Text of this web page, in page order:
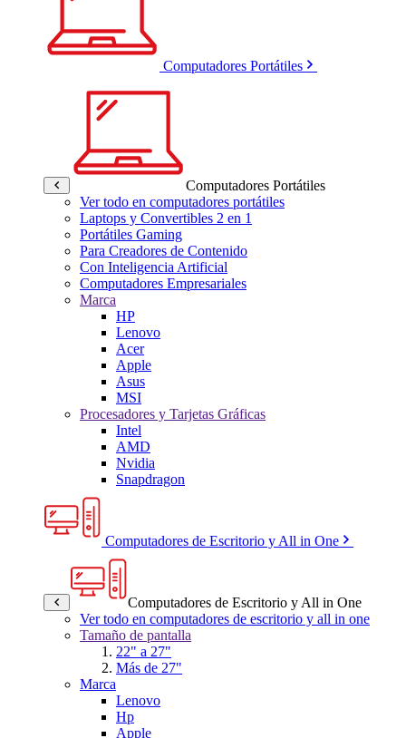
Computadores Portátiles
Computadores Portátiles
Ver todo en computadores portátiles
Laptops y Convertibles 2 en 1
Portátiles Gaming
Para Creadores de Contenido
Con Inteligencia Artificial
Computadores Empresariales
Marca
HP
Lenovo
Acer
Apple
Asus
MSI
Procesadores y Tarjetas Gráficas
Intel
AMD
Nvidia
Snapdragon
Computadores de Escritorio y All in One
Computadores de Escritorio y All in One
Ver todo en computadores de escritorio y all in one
Tamaño de pantalla
22" a 27"
Más de 27"
Marca
Lenovo
Hp
Apple